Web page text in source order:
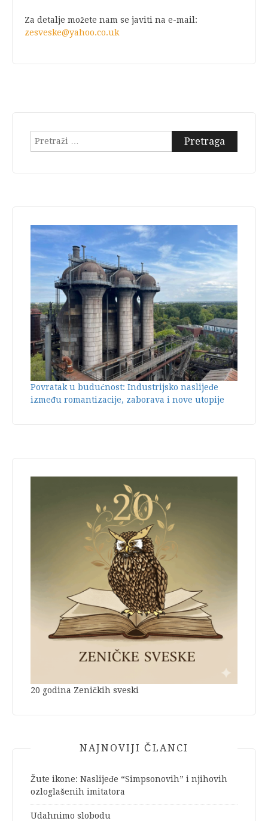
Za detalje možete nam se javiti na e-mail:
zesveske@yahoo.co.uk
Pretraga:
Povratak u budućnost: Industrijsko naslijeđe
između romantizacije, zaborava i nove utopije
20 godina Zeničkih sveski
NAJNOVIJI ČLANCI
Žute ikone: Naslijeđe “Simpsonovih” i njihovih
ozloglašenih imitatora
Udahnimo slobodu